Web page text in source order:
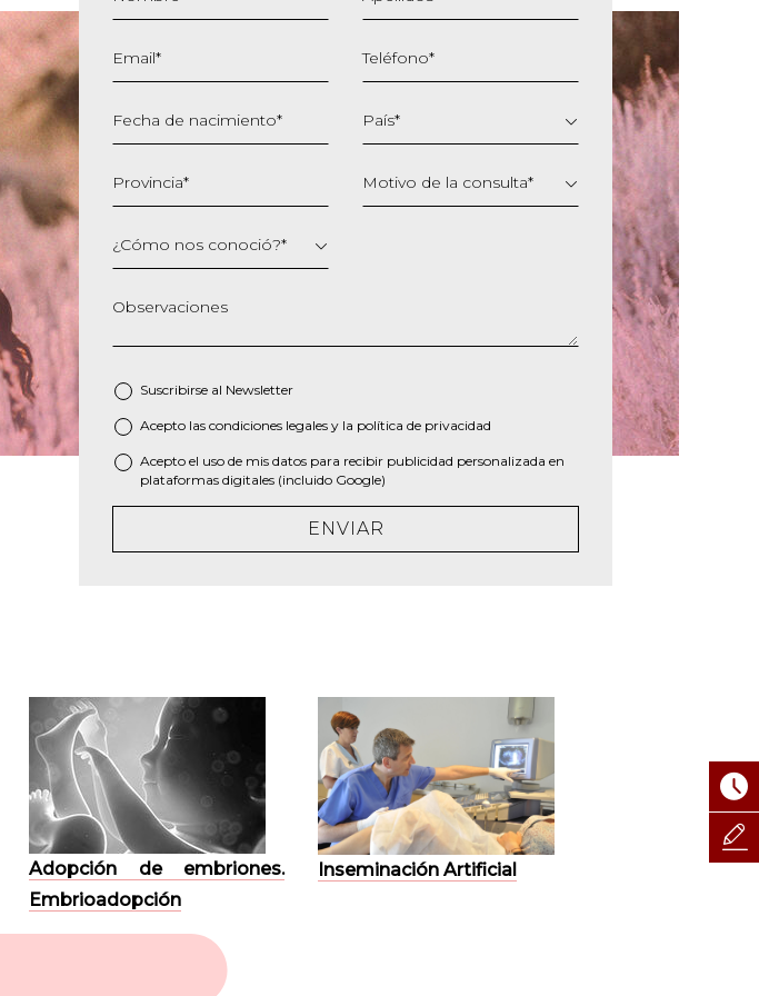
Email* Teléfono*
Fecha de nacimiento*
barra
MM
AAAA
País*
Provincia* Motivo de la consulta*
¿Cómo nos conoció?*
Observaciones
Suscribirse al Newsletter
* Acepto las condiciones legales y la política de privacidad
Acepto el uso de mis datos para recibir publicidad personalizada en
plataformas digitales (incluido Google)
ENVIAR
Adopción de embriones.
Embrioadopción
Inseminación Artificial